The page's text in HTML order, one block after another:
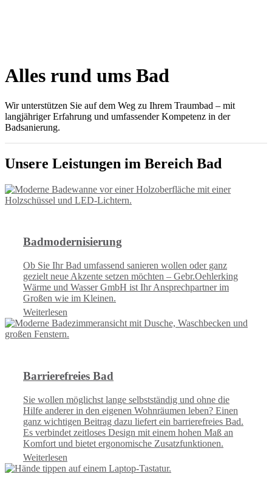
Alles rund ums Bad
Wir unterstützen Sie auf dem Weg zu Ihrem Traumbad – mit
langjähriger Erfahrung und umfassender Kompetenz in der
Badsanierung.
Unsere Leistungen im Bereich Bad
Badmodernisierung
Ob Sie Ihr Bad umfassend sanieren wollen oder ganz
gezielt neue Akzente setzen möchten – Gebr.Oehlerking
Wärme und Wasser GmbH ist Ihr Ansprechpartner im
Großen wie im Kleinen.
Weiterlesen
Barrierefreies Bad
Sie wollen möglichst lange selbstständig und ohne die
Hilfe anderer in den eigenen Wohnräumen leben? Einen
ganz wichtigen Beitrag dazu liefert ein barrierefreies Bad.
Es verbindet zeitloses Design mit einem hohen Maß an
Komfort und bietet ergonomische Zusatzfunktionen.
Weiterlesen